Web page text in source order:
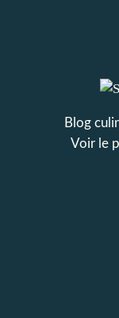
Blog
Voir le